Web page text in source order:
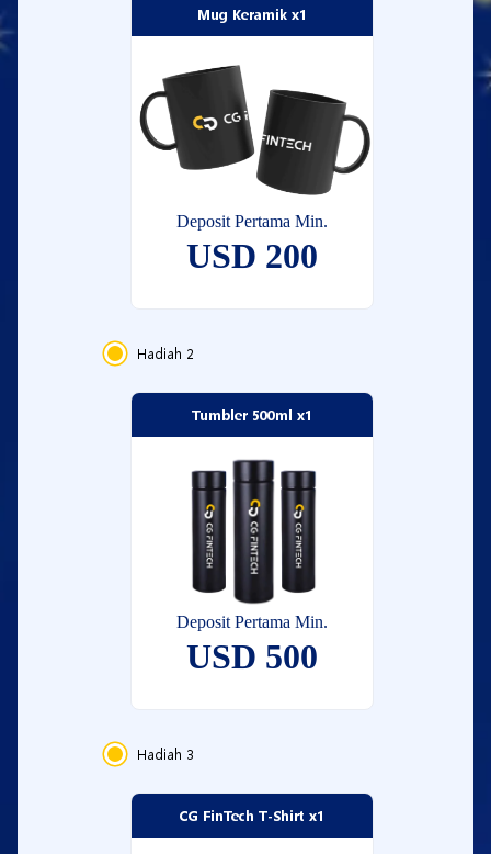
Mug Keramik x1
Deposit Pertama Min.
USD 200
Hadiah 2
Tumbler 500ml x1
Deposit Pertama Min.
USD 500
Hadiah 3
CG FinTech T-Shirt x1